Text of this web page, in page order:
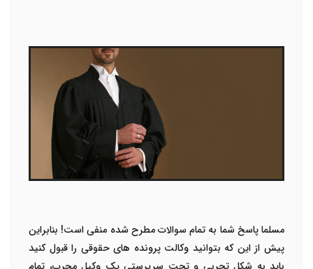
مسلما پاسخ شما به تمام سوالات مطرح شده منفی است! بنابراین
پیش از این که بتوانید وکالت پرونده های حقوقی را قبول کنید